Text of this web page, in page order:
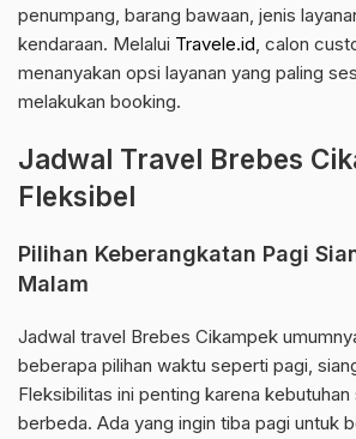
penumpang, barang bawaan, jenis
kendaraan. Melalui Travele.id, calon
menanyakan opsi layanan yang paling
melakukan booking.
Jadwal Travel Brebes
Fleksibel
Pilihan Keberangkatan Pagi
Malam
Jadwal travel Brebes Cikampek
beberapa pilihan waktu seperti pagi,
Fleksibilitas ini penting karena
berbeda. Ada yang ingin tiba pagi untuk